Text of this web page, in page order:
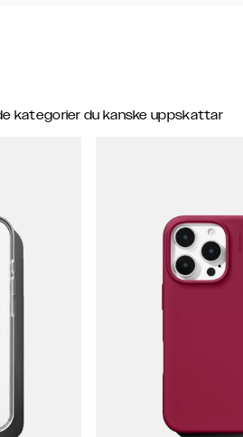
kategorier du kanske uppskattar